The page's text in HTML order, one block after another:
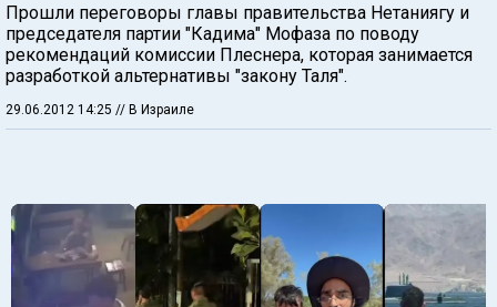
Прошли переговоры главы правительства Нетаниягу и
председателя партии "Кадима" Мофаза по поводу
рекомендаций комиссии Плеснера, которая занимается
разработкой альтернативы "закону Таля".
29.06.2012 14:25 // В Израиле